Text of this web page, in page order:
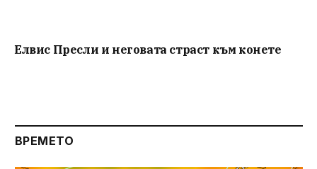
Елвис Пресли и неговата страст към конете
ВРЕМЕТО